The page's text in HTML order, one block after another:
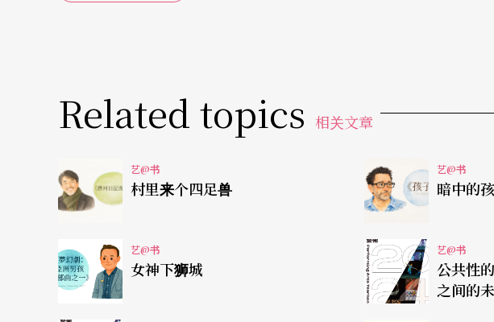
出生于加拿大安大略省的Gordon MacKenzie，早先于安大略艺术
试使用各种媒材创作，直到一九七○年以水彩作画，才找到能捕捉
品充分反映与大自然的情感共鸣。全书以真实作品和手绘插图交互
图篇，除了常用的色彩淡化、湿画法、层叠法、遮盖法外，还教你如
和画棍、海绵、牙刷、喷雾器等，他说，任何地方都可能找得到画水
让人不禁想动手作画。「水彩结合的鲜活气氛与精致透明感令人气象
所感兴趣的，却始终在于捕捉一种经验的本质，而非重现一个特定
Related topics 相关文章
艺@书
村里来个四足兽
艺@书
暗中的
艺@书
女神下狮城
艺@书
公共性
之间的